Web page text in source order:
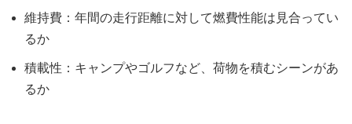
維持費：年間の走行距離に対して燃費性能は見合ってい
るか
積載性：キャンプやゴルフなど、荷物を積むシーンがあ
るか